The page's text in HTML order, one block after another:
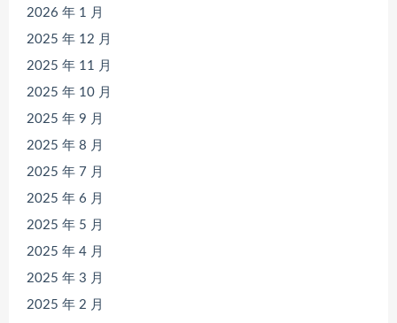
2026 年 1 月
2025 年 12 月
2025 年 11 月
2025 年 10 月
2025 年 9 月
2025 年 8 月
2025 年 7 月
2025 年 6 月
2025 年 5 月
2025 年 4 月
2025 年 3 月
2025 年 2 月